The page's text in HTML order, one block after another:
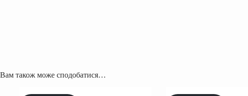
Вам також може сподобатися…